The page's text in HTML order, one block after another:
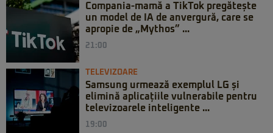
Compania-mamă a TikTok pregătește
un model de IA de anvergură, care se
apropie de „Mythos” ...
21:00
TELEVIZOARE
Samsung urmează exemplul LG și
elimină aplicațiile vulnerabile pentru
televizoarele inteligente ...
19:00